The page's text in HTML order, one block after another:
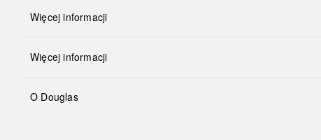
Więcej informacji
Więcej informacji
O Douglas